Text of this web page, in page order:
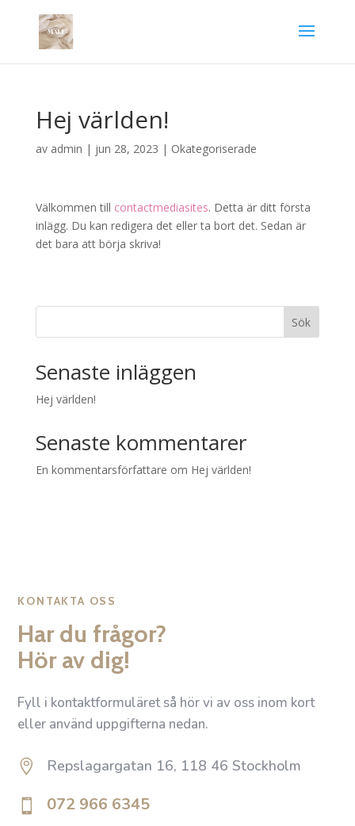
Hej världen!
av admin | jun 28, 2023 | Okategoriserade
Välkommen till contactmediasites. Detta är ditt första
inlägg. Du kan redigera det eller ta bort det. Sedan är
det bara att börja skriva!
Sök
Senaste inläggen
Hej världen!
Senaste kommentarer
En kommentarsförfattare om Hej världen!
KONTAKTA OSS
Har du frågor?
Hör av dig!
Fyll i kontaktformuläret så hör vi av oss inom kort
eller använd uppgifterna nedan.
 Repslagargatan 16, 118 46 Stockholm
 072 966 6345